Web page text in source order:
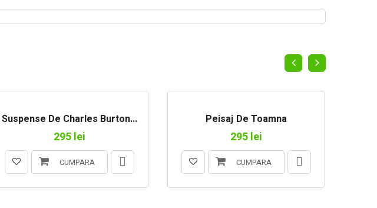
Suspense De Charles Burton...
295 lei
CUMPARA
Peisaj De Toamna
295 lei
CUMPARA